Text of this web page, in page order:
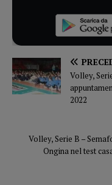
Volley,
2022
Volley, Serie B –
Ongina nel test